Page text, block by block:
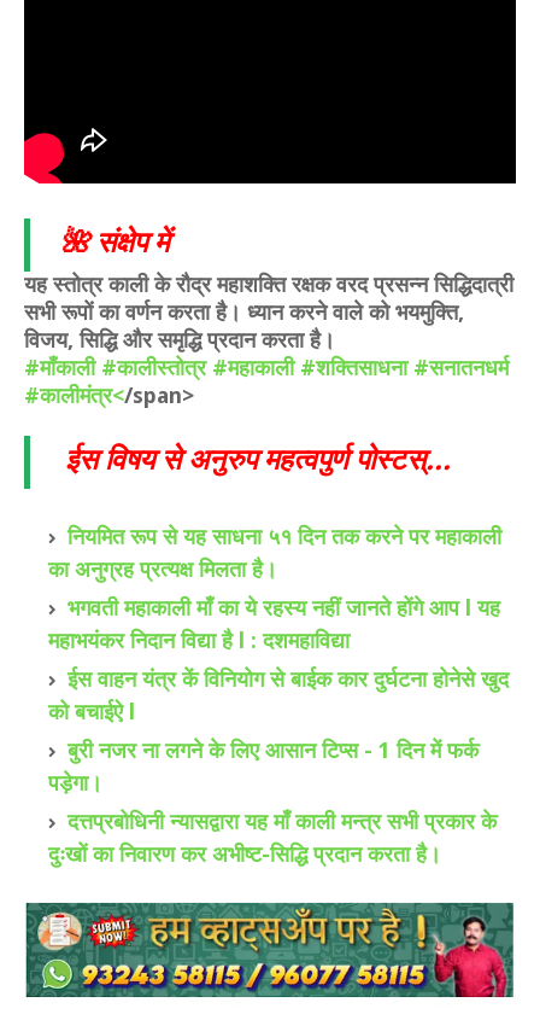
🌺 संक्षेप में
यह स्तोत्र काली के रौद्र महाशक्ति रक्षक वरद प्रसन्न सिद्धिदात्री
सभी रूपों का वर्णन करता है। ध्यान करने वाले को भयमुक्ति,
विजय, सिद्धि और समृद्धि प्रदान करता है।
#माँकाली #कालीस्तोत्र #महाकाली #शक्तिसाधना #सनातनधर्म
#कालीमंत्र</span>
ईस विषय से अनुरुप महत्वपुर्ण पोस्टस्...
नियमित रूप से यह साधना ५१ दिन तक करने पर महाकाली
का अनुग्रह प्रत्यक्ष मिलता है।
भगवती महाकाली माँ का ये रहस्य नहीं जानते होंगे आप l यह
महाभयंकर निदान विद्या है l : दशमहाविद्या
ईस वाहन यंत्र कें विनियोग से बाईक कार दुर्घटना होनेसे खुद
को बचाईऐ l
बुरी नजर ना लगने के लिए आसान टिप्स - 1 दिन में फर्क
पड़ेगा।
दत्तप्रबोधिनी न्यासद्वारा यह माँ काली मन्त्र सभी प्रकार के
दुःखों का निवारण कर अभीष्ट-सिद्धि प्रदान करता है।